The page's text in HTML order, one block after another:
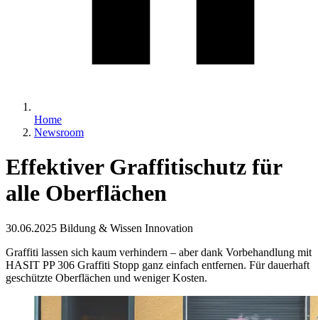
Home
Newsroom
Effektiver Graffitischutz für
alle Oberflächen
30.06.2025 Bildung & Wissen Innovation
Graffiti lassen sich kaum verhindern – aber dank Vorbehandlung mit
HASIT PP 306 Graffiti Stopp ganz einfach entfernen. Für dauerhaft
geschützte Oberflächen und weniger Kosten.